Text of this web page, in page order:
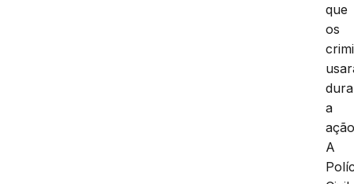
que
os
a
A